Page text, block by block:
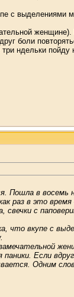
с выделениями
боли
ндельки пойду
Пошла в восемь
раз в это
с
что вкупе с
Если
Одним